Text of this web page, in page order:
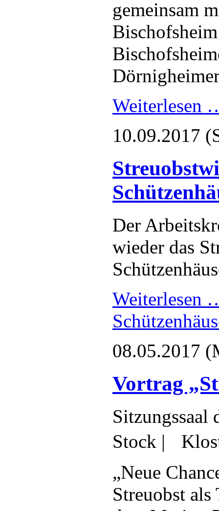
gemeinsam
Weiterlesen
10.09.2017
Der
wieder das
Weiterlesen
08.05.2017
Vortrag
Sitzungssaal
Stock |
„Neue
Streuobst als